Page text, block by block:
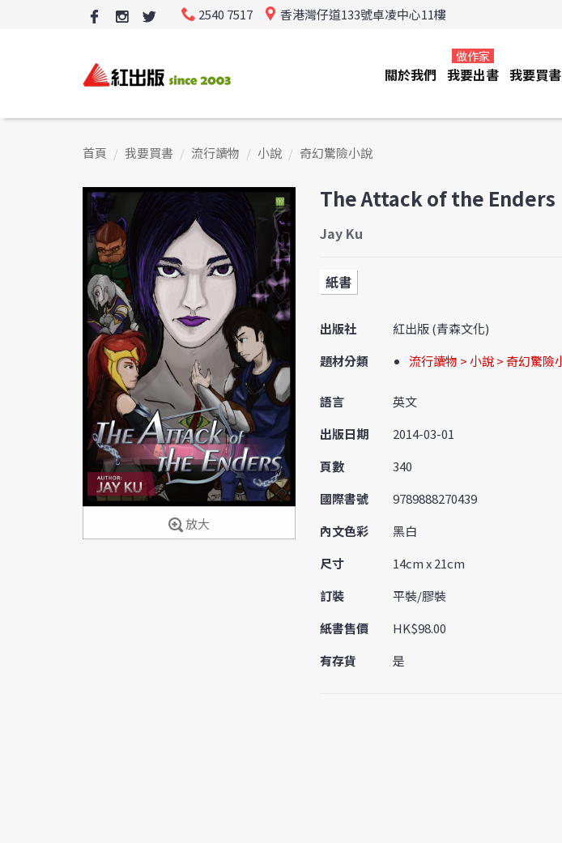
2540 7517 香港灣仔道133號卓凌中心11樓
關於我們 我要出書
做作家
我要買書
首頁 我要買書 流行讀物 小說 奇幻驚險小說
放大
The Attack of the Enders
Jay Ku
紙書
出版社
紅出版 (青森文化)
題材分類
流行讀物 > 小說 > 奇幻驚險
語言
英文
出版日期
2014-03-01
頁數
340
國際書號
9789888270439
內文色彩
黑白
尺寸
14cm x 21cm
訂裝
平裝/膠裝
紙書售價
HK$98.00
有存貨
是